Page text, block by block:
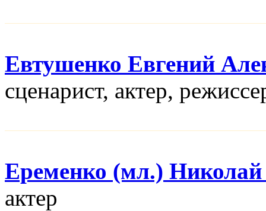
Евтушенко Евгений
сценарист, актер,
Еременко (мл.)
актер